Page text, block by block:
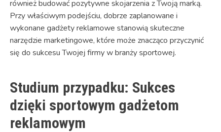
również budować pozytywne skojarzenia z Twoją marką.
Przy właściwym podejściu, dobrze zaplanowane i
wykonane gadżety reklamowe stanowią skuteczne
narzędzie marketingowe, które może znacząco przyczynić
się do sukcesu Twojej firmy w branży sportowej.
Studium przypadku: Sukces
dzięki sportowym gadżetom
reklamowym